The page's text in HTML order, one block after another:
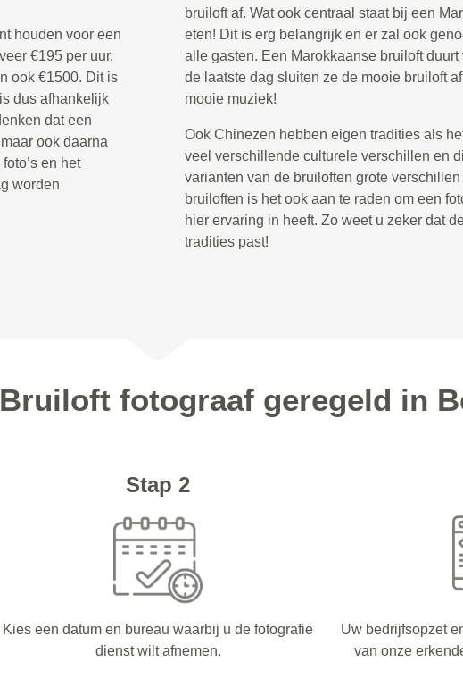
houden voor een
€195 per uur.
ook €1500. Dit is
dus afhankelijk
dat een
ook daarna
en het
worden
bruiloft af. Wat ook centraal staat bij een
eten! Dit is erg belangrijk en er zal ook
alle gasten. Een Marokkaanse bruiloft
de laatste dag sluiten ze de mooie bruiloft
mooie muziek!
Ook Chinezen hebben eigen tradities als
veel verschillende culturele verschillen en
varianten van de bruiloften grote
bruiloften is het ook aan te raden om een
hier ervaring in heeft. Zo weet u zeker dat
tradities past!
fotograaf geregeld in
Stap 2
Kies een datum en bureau waarbij u de fotografie
dienst wilt afnemen.
Uw bedrijfsopzet
van onze